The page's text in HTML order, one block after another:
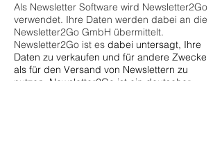
Als Newsletter Software wird Newsletter2Go
verwendet. Ihre Daten werden dabei an die
Newsletter2Go GmbH übermittelt.
Newsletter2Go ist es dabei untersagt, Ihre
Daten zu verkaufen und für andere Zwecke
als für den Versand von Newslettern zu
nutzen. Newsletter2Go ist ein deutscher,